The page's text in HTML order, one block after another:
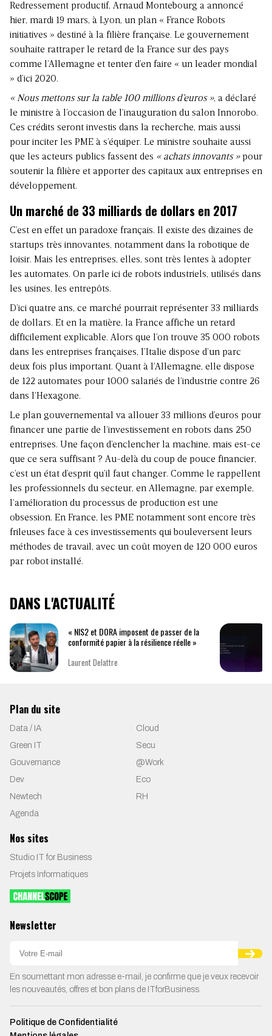
Redressement productif, Arnaud Montebourg a annoncé
hier, mardi 19 mars, à Lyon, un plan « France Robots
initiatives » destiné à la filière française. Le gouvernement
souhaite rattraper le retard de la France sur des pays
comme l’Allemagne et tenter d’en faire « un leader mondial
» d’ici 2020.
« Nous mettons sur la table 100 millions d’euros », a déclaré
le ministre à l’occasion de l’inauguration du salon Innorobo.
Ces crédits seront investis dans la recherche, mais aussi
pour inciter les PME à s’équiper. Le ministre souhaite aussi
que les acteurs publics fassent des « achats innovants »pour
soutenir la filière et apporter des capitaux aux entreprises en
développement.
Un marché de 33 milliards de dollars en 2017
C’est en effet un paradoxe français. Il existe des dizaines de
startups très innovantes, notamment dans la robotique de
loisir. Mais les entreprises, elles, sont très lentes à adopter
les automates. On parle ici de robots industriels, utilisés dans
les usines, les entrepôts.
D’ici quatre ans, ce marché pourrait représenter 33 milliards
de dollars. Et en la matière, la France affiche un retard
difficilement explicable. Alors que l’on trouve 35 000 robots
dans les entreprises françaises, l’Italie dispose d’un parc
deux fois plus important. Quant à l’Allemagne, elle dispose
de 122 automates pour 1000 salariés de l’industrie contre 26
dans l’Hexagone.
Le plan gouvernemental va allouer 33 millions d’euros pour
financer une partie de l’investissement en robots dans 250
entreprises. Une façon d’enclencher la machine, mais est-ce
que ce sera suffisant ? Au-delà du coup de pouce financier,
c’est un état d’esprit qu’il faut changer. Comme le rappellent
les professionnels du secteur, en Allemagne, par exemple,
l’amélioration du processus de production est une
obsession. En France, les PME notamment sont encore très
frileuses face à ces investissements qui bouleversent leurs
méthodes de travail, avec un coût moyen de 120 000 euros
par robot installé.
DANS L'ACTUALITÉ
« NIS2 et DORA imposent de passer de la
conformité papier à la résilience réelle »
Laurent Delattre
Plan du site
Data / IA
Cloud
Green IT
Secu
Gouvernance
@Work
Dev
Eco
Newtech
RH
Agenda
Nos sites
Studio IT for Business
Projets Informatiques
Newsletter
En soumettant mon adresse e-mail, je confirme que je veux recevoir
les nouveautés, offres et bon plans de ITforBusiness.
Politique de Confidentialité